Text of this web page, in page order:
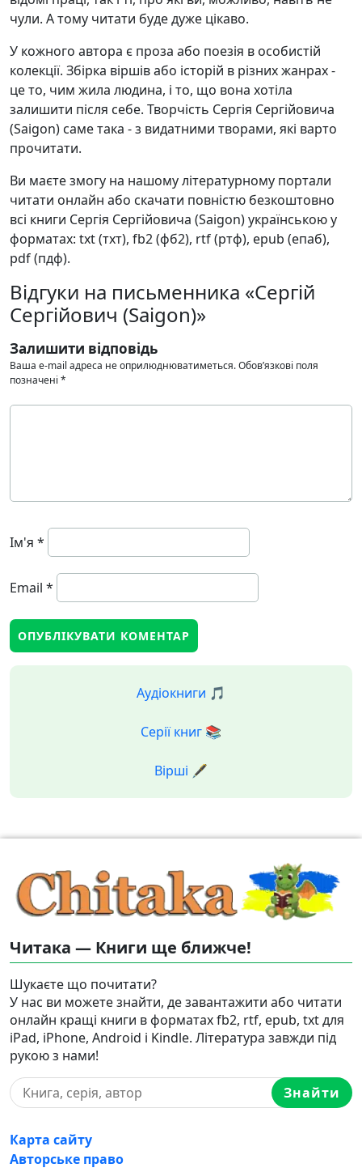
чули. А тому читати буде дуже цікаво.
У кожного автора є проза або поезія в особистій
колекції. Збірка віршів або історій в різних жанрах -
це то, чим жила людина, і то, що вона хотіла
залишити після себе. Творчість Сергія Сергійовича
(Saigon) саме така - з видатними творами, які варто
прочитати.
Ви маєте змогу на нашому літературному портали
читати онлайн або скачати повністю безкоштовно
всі книги Сергія Сергійовича (Saigon) українською у
форматах: txt (тхт), fb2 (фб2), rtf (ртф), epub (епаб),
pdf (пдф).
Відгуки на письменника «Сергій
Сергійович (Saigon)»
Залишити відповідь
Ваша e-mail адреса не оприлюднюватиметься.Обов’язкові поля
позначені *
Ім'я *
Email *
Аудіокниги 🎵
Серії книг 📚
Вірші 🖋️
Читака — Книги ще ближче!
Шукаєте що почитати?
У нас ви можете знайти, де завантажити або читати
онлайн кращі книги в форматах fb2, rtf, epub, txt для
iPad, iPhone, Android і Kindle. Література завжди під
рукою з нами!
Знайти
Карта сайту
Авторське право